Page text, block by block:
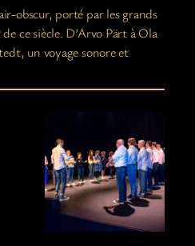
obscur, porté par les grands
ce siècle. D’Arvo Pärt à Ola
un voyage sonore et